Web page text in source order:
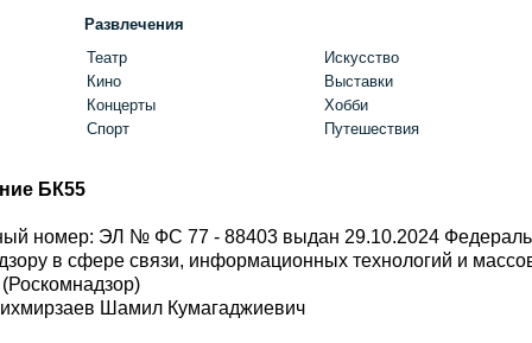
Развлечения
Театр
Кино
Концерты
Спорт
Искусство
Выставки
Хобби
Путешествия
БК55
номер: ЭЛ № ФС 77 - 88403 выдан 29.10.2024
в сфере связи, информационных технологий и
Шамил Кумагаджиевич